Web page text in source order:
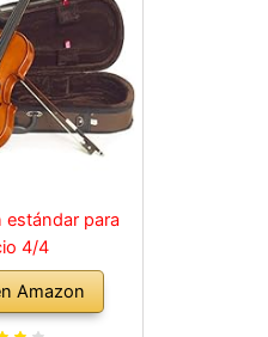
estándar para
4/4
Amazon